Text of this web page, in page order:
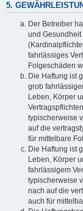
5.
Der Betreiber
und Gesundheit
fahrlässiges
Folgeschäden
Die Haftung ist
grob
Leben, Körper
typischerweise
auf die
für mittelbare
Die Haftung ist
Leben, Körper
fahrlässigem
typischerweise
nach auf die
auch für